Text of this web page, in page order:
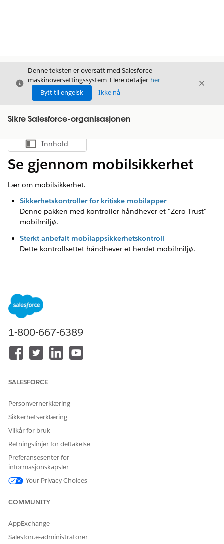
Avslutt
Denne teksten er oversatt med Salesforce
maskinoversettingssystem. Flere detaljer her.
Bytt til engelsk
Ikke nå
Avslutt
Sikre Salesforce-organisasjonen
Vis innholdsfortegnelse
Innhold
Se gjennom mobilsikkerhet
Lær om mobilsikkerhet.
Sikkerhetskontroller for kritiske mobilapper
Denne pakken med kontroller håndhever et "Zero Trust"
mobilmiljø.
Sterkt anbefalt mobilappsikkerhetskontroll
Dette kontrollsettet håndhever et herdet mobilmiljø.
HJALP DENNE ARTIKKELEN MED Å LØSE PROBLEMET DITT?
1-800-667-6389
SALESFORCE
Personvernerklæring
Sikkerhetserklæring
Vilkår for bruk
Retningslinjer for deltakelse
Preferansesenter for
informasjonskapsler
Your Privacy Choices
COMMUNITY
AppExchange
Salesforce-administratorer